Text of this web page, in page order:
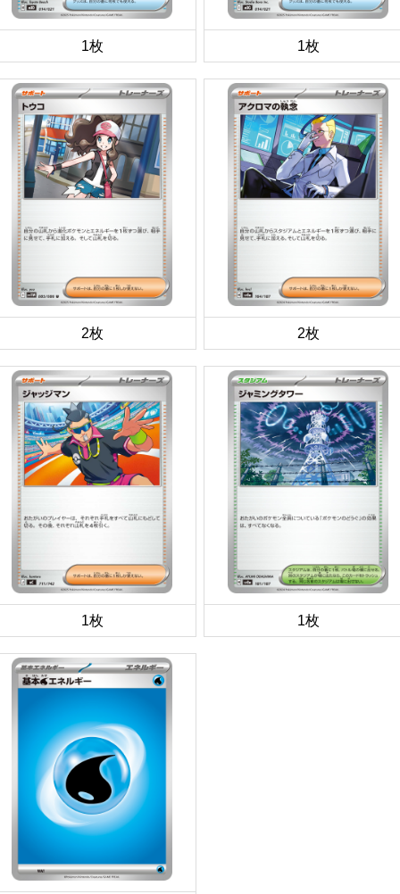
1枚 1枚
2枚 2枚
1枚 1枚